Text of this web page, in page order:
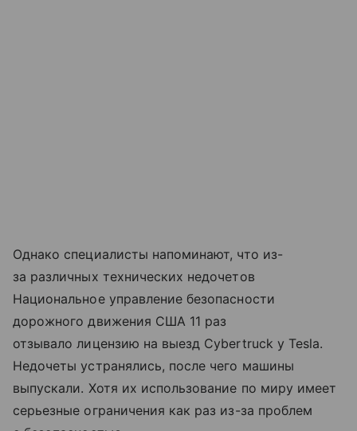
Однако специалисты напоминают, что из-
за различных технических недочетов
Национальное управление безопасности
дорожного движения США 11 раз
отзывало лицензию на выезд Cybertruck у Tesla.
Недочеты устранялись, после чего машины
выпускали. Хотя их использование по миру имеет
серьезные ограничения как раз из-за проблем